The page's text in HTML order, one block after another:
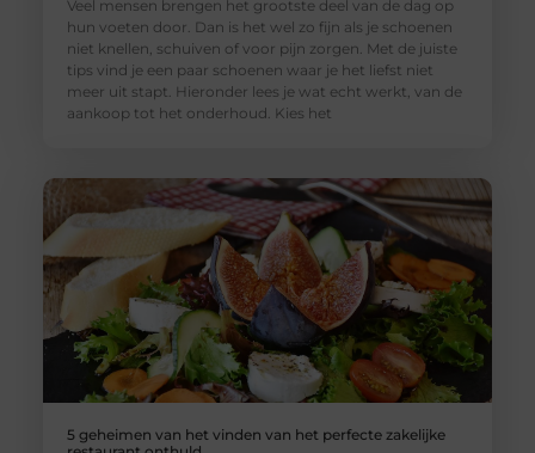
Veel mensen brengen het grootste deel van de dag op
hun voeten door. Dan is het wel zo fijn als je schoenen
niet knellen, schuiven of voor pijn zorgen. Met de juiste
tips vind je een paar schoenen waar je het liefst niet
meer uit stapt. Hieronder lees je wat echt werkt, van de
aankoop tot het onderhoud. Kies het
5 geheimen van het vinden van het perfecte zakelijke